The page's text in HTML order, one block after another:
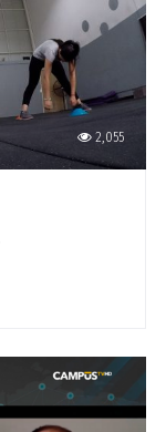
2,055